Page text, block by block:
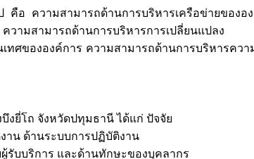
คือ ความสามารถด้านการบริหารเครือข่ายขอ
วามสามารถด้านการบริหารการเปลี่ยนแปลง
ศขององค์การ ความสามารถด้านการบริหารคว
งยี่โถ จังหวัดปทุมธานี ได้แก่ ปัจจัย
าน ด้านระบบการปฏิบัติงาน
รับบริการ และด้านทักษะของบุคลากร